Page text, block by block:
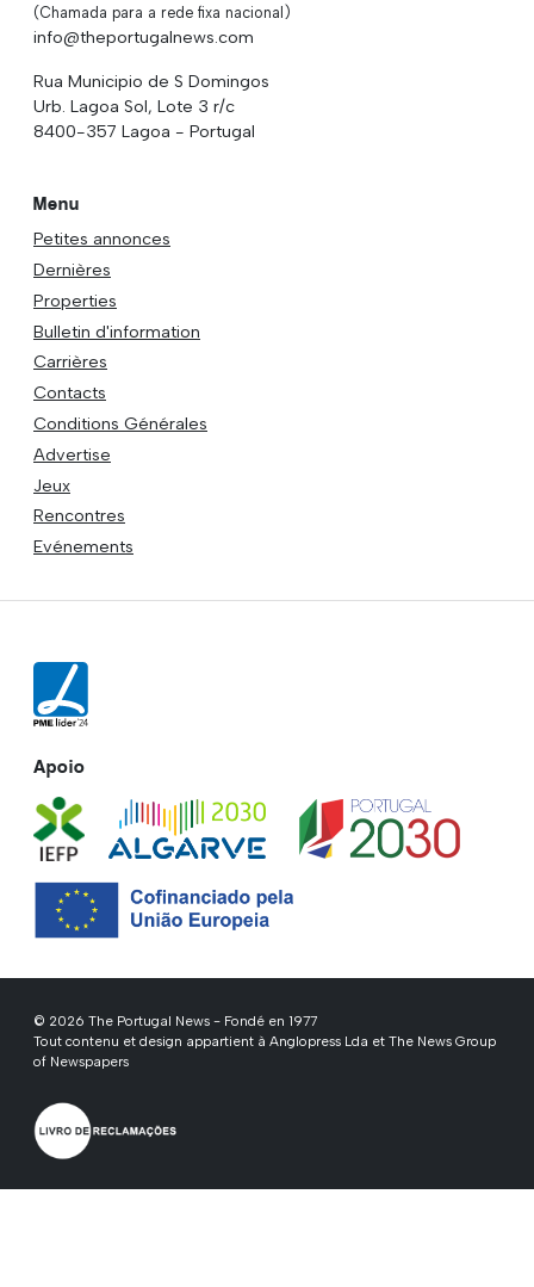
(Chamada para a rede fixa nacional)
info@theportugalnews.com
Rua Municipio de S Domingos
Urb. Lagoa Sol, Lote 3 r/c
8400-357 Lagoa - Portugal
Menu
Petites annonces
Dernières
Properties
Bulletin d'information
Carrières
Contacts
Conditions Générales
Advertise
Jeux
Rencontres
Evénements
Apoio
© 2026 The Portugal News - Fondé en 1977
Tout contenu et design appartient à Anglopress Lda et The News Group
of Newspapers